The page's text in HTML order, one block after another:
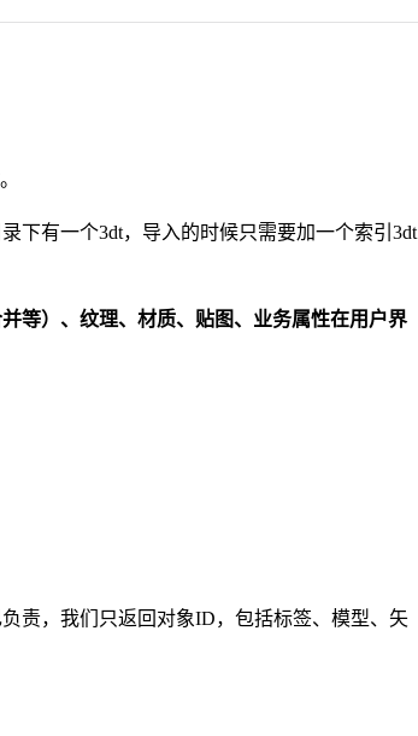
下有一个3dt，导入的时候只需要加一个索引3dt
等）、纹理、材质、贴图、业务属性在用户界
责，我们只返回对象ID，包括标签、模型、矢